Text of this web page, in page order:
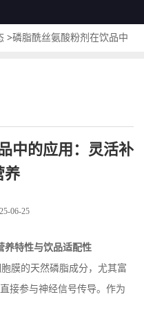
>磷脂酰丝氨酸粉剂在饮品中
中的应用：灵活补
养
06-25
养特性与饮品适配性
膜的天然磷脂成分，尤其富
接参与神经信号传导。作为